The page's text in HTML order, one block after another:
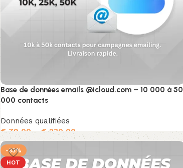
Base de données emails @icloud.com – 10 000 à 50
000 contacts
Données qualifiées
€79,00–€ 230,00
Choix des options
-33%
HOT